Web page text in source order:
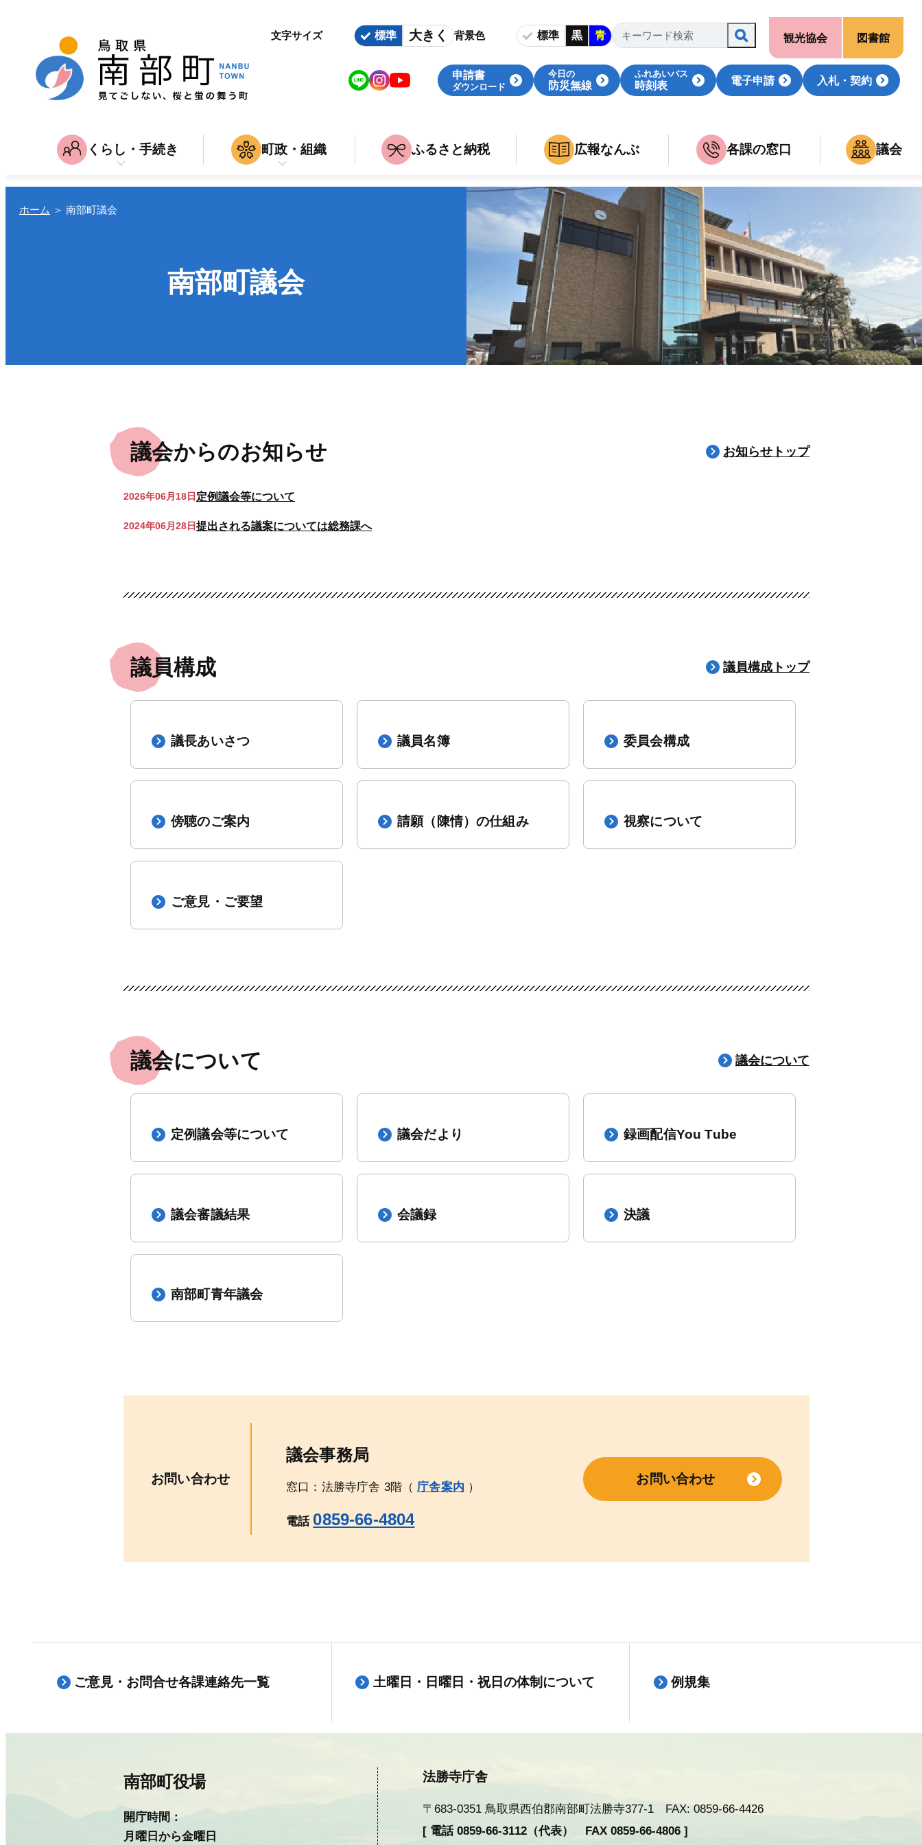
文字サイズ 標準 大きく 背景色 標準 黒 青
申請書
ダウンロード
今日の
防災無線
ふれあいバス
時刻表 電子申請 入札・契約
観光協会 図書館
くらし・手続き
子育て・教育
育児・入園・入学・教育
家族
環境・ゴミ 上下水道
町政・組織
関連組織
ふるさと納税 広報なんぶ 各課の窓口 議会
ホーム ＞ 南部町議会
南部町議会
議会からのお知らせ お知らせトップ
2026年06月18日 定例議会等について
2024年06月28日提出される議案については総務課へ
議員構成 議員構成トップ
議長あいさつ 議員名簿 委員会構成
傍聴のご案内 請願（陳情）の仕組み 視察について
ご意見・ご要望
議会について 議会について
定例議会等について 議会だより 録画配信You Tube
議会審議結果 会議録 決議
南部町青年議会
お問い合わせ
議会事務局
窓口：法勝寺庁舎 3階（庁舎案内 ）
電話 0859-66-4804
お問い合わせ
ご意見・お問合せ各課連絡先一覧 土曜日・日曜日・祝日の体制について 例規集
南部町役場
開庁時間：
月曜日から金曜日
法勝寺庁舎
〒683-0351 鳥取県西伯郡南部町法勝寺377-1 FAX: 0859-66-4426
[ 電話 0859-66-3112（代表） FAX 0859-66-4806 ]